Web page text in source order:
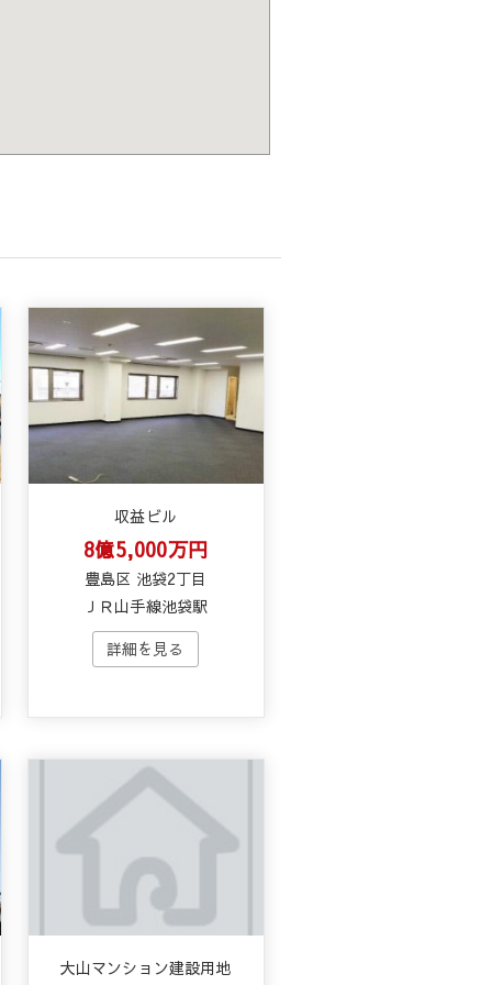
収益ビル
8億5,000万円
豊島区 池袋2丁目
ＪＲ山手線池袋駅
大山マンション建設用地